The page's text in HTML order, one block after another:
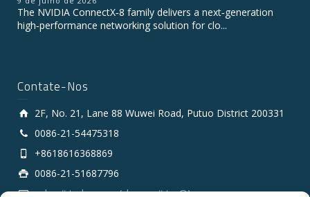
The NVIDIA ConnectX‑8 family delivers a next‑generation
high‑performance networking solution for clo...
Contate-Nos
2F, No. 21, Lane 88 Wuwei Road, Putuo District 200331
0086-21-54475318
+8618616368869
0086-21-51687796
sales # tarluz.com (change # to @)